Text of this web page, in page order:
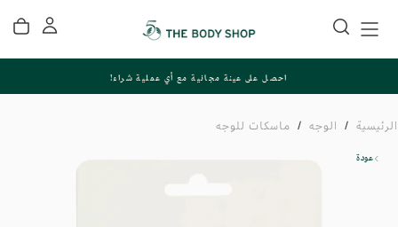
إلى
المحتوى
احصل على عينة مجانية مع أي عملية شراء!
الرئيسية / الوجه / ماسكات للوجه
عودة